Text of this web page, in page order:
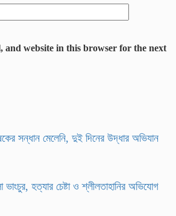
and website in this browser for the next
সন্ধান মেলেনি, দুই দিনের উদ্ধার অভিযান
ভাংচুর, হত্যার চেষ্টা ও শ্লীলতাহানির অভিযোগ